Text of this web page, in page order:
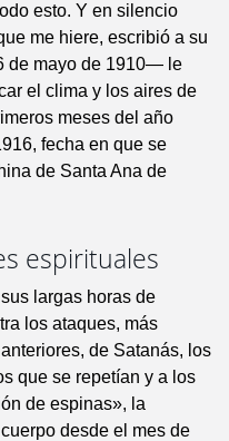
esto. Y en silencio
me hiere, escribió a su
de mayo de 1910— le
el clima y los aires de
meses del año
fecha en que se
de Santa Ana de
espirituales
largas horas de
los ataques, más
de Satanás, los
que se repetían y a los
de espinas», la
desde el mes de